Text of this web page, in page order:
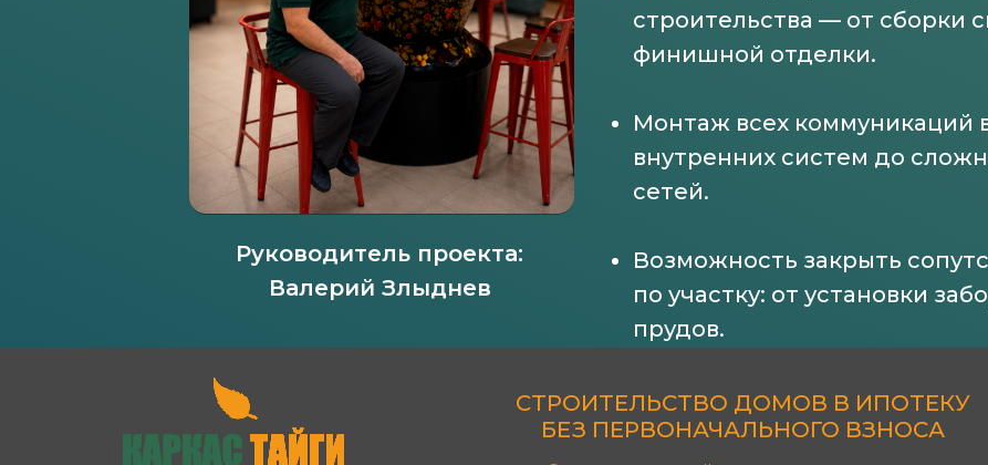
строительства — от сборки
финишной отделки.
Монтаж всех коммуникаций
внутренних систем до
сетей.
Возможность закрыть
по участку: от установки
прудов.
Руководитель проекта:
Валерий Злыднев
СТРОИТЕЛЬСТВО ДОМОВ В ИПОТЕКУ
БЕЗ ПЕРВОНАЧАЛЬНОГО ВЗНОСА